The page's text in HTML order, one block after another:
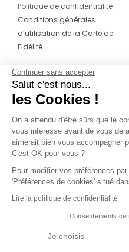
Politique de confidentialité
Conditions générales
d’utilisation de la Carte de
Fidélité
CONTACT
04 42 20 78 42
Du lundi au jeudi de 8h30 à 16h30 & le
vendredi de 8h30 à 15h30
Continuer sans accepter
Salut c'est nous...
les Cookies !
On a attendu d'être sûrs que le
vous intéresse avant de vous
aimerait bien vous accompagner
C'est OK pour vous ?
Pour modifier vos préférences
'Préférences de cookies' situé
Lire la politique de confidentialité
Consentements
Je choisis